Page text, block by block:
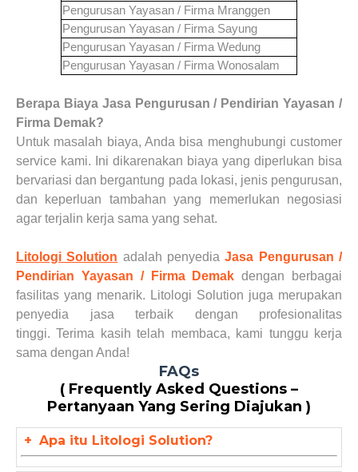
Pengurusan Yayasan / Firma Mranggen
Pengurusan Yayasan / Firma Sayung
Pengurusan Yayasan / Firma Wedung
Pengurusan Yayasan / Firma Wonosalam
Berapa Biaya Jasa Pengurusan / Pendirian Yayasan /
Firma Demak?
Untuk masalah biaya, Anda bisa menghubungi customer
service kami. Ini dikarenakan biaya yang diperlukan bisa
bervariasi dan bergantung pada lokasi, jenis pengurusan,
dan keperluan tambahan yang memerlukan negosiasi
agar terjalin kerja sama yang sehat.
Litologi Solution adalah penyediaJasa Pengurusan /
Pendirian Yayasan / FirmaDemak dengan berbagai
fasilitas yang menarik. Litologi Solution juga merupakan
penyedia jasa terbaik dengan profesionalitas
tinggi.Terima kasih telah membaca, kami tunggu kerja
sama dengan Anda!
FAQs
( Frequently Asked Questions –
Pertanyaan Yang Sering Diajukan )
+ Apa itu Litologi Solution?